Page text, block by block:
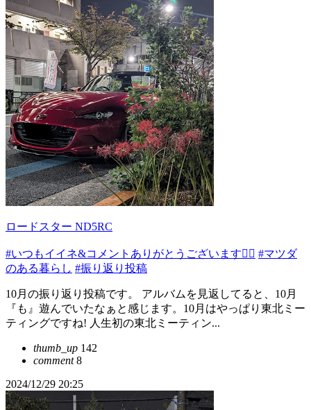
ロードスター ND5RC
#いつもイイネ&コメントありがとうございます🙇‍♂️ #マツダ
のある暮らし #振り返り投稿
10月の振り返り投稿です。 アルバムを見返してると、10月
『も』遊んでいたなぁと感じます。10月はやっぱり東北ミー
ティングですね! 人生初の東北ミーティン...
thumb_up 142
comment8
2024/12/29 20:25